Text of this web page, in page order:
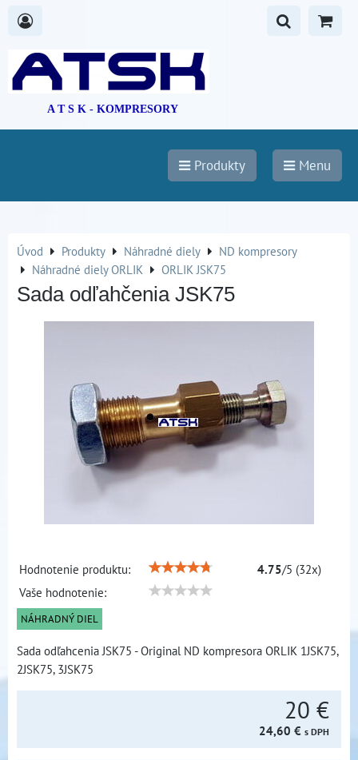
A T S K - KOMPRESORY
Produkty Menu
Úvod Produkty Náhradné diely
ND kompresory
Náhradné diely ORLIK
ORLIK JSK75
Sada odľahčenia JSK75
Hodnotenie produktu: 4.75/5 (32x)
Vaše hodnotenie:
NÁHRADNÝ DIEL
Sada odľahcenia JSK75 - Original ND kompresora ORLIK 1JSK75,
2JSK75, 3JSK75
20 €
24,60 € s DPH